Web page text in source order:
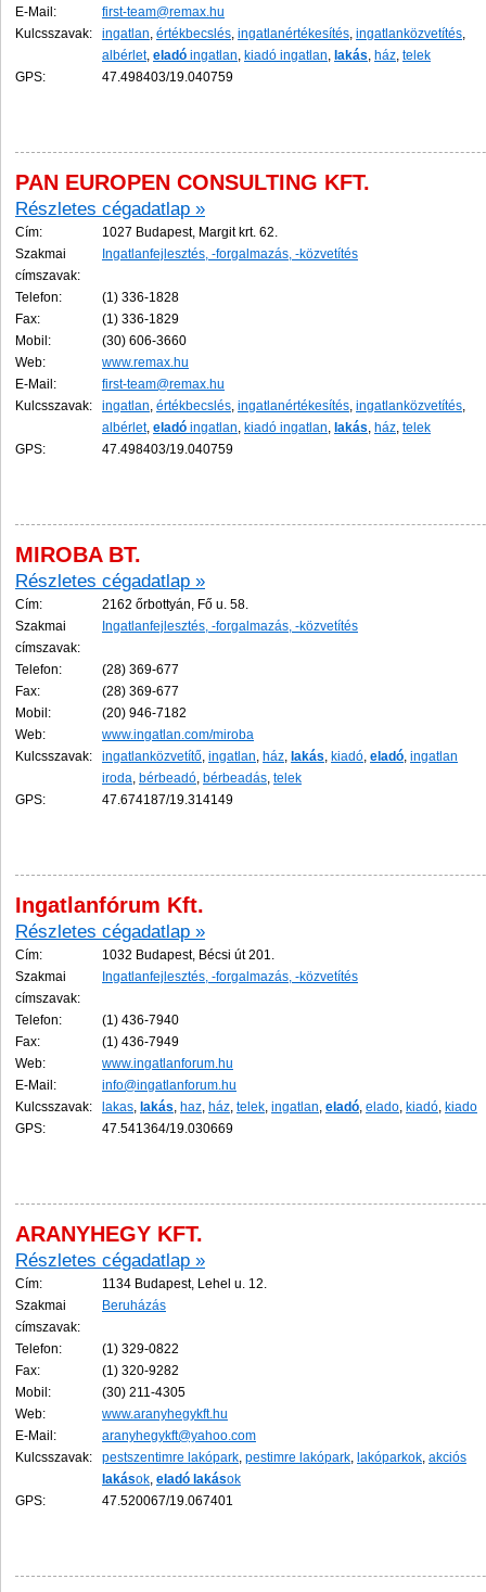
E-Mail:
first-team@remax.hu
Kulcsszavak:
ingatlan, értékbecslés, ingatlanértékesítés, ingatlanközvetítés,
albérlet, eladó ingatlan, kiadó ingatlan, lakás, ház, telek
GPS:
47.498403/19.040759
PAN EUROPEN CONSULTING KFT.
Részletes cégadatlap »
Cím:
1027 Budapest, Margit krt. 62.
Szakmai
címszavak:
Ingatlanfejlesztés, -forgalmazás, -közvetítés
Telefon:
(1) 336-1828
Fax:
(1) 336-1829
Mobil:
(30) 606-3660
Web:
www.remax.hu
E-Mail:
first-team@remax.hu
Kulcsszavak:
ingatlan, értékbecslés, ingatlanértékesítés, ingatlanközvetítés,
albérlet, eladó ingatlan, kiadó ingatlan, lakás, ház, telek
GPS:
47.498403/19.040759
MIROBA BT.
Részletes cégadatlap »
Cím:
2162 őrbottyán, Fő u. 58.
Szakmai
címszavak:
Ingatlanfejlesztés, -forgalmazás, -közvetítés
Telefon:
(28) 369-677
Fax:
(28) 369-677
Mobil:
(20) 946-7182
Web:
www.ingatlan.com/miroba
Kulcsszavak:
ingatlanközvetítő, ingatlan, ház, lakás, kiadó, eladó, ingatlan
iroda, bérbeadó, bérbeadás, telek
GPS:
47.674187/19.314149
Ingatlanfórum Kft.
Részletes cégadatlap »
Cím:
1032 Budapest, Bécsi út 201.
Szakmai
címszavak:
Ingatlanfejlesztés, -forgalmazás, -közvetítés
Telefon:
(1) 436-7940
Fax:
(1) 436-7949
Web:
www.ingatlanforum.hu
E-Mail:
info@ingatlanforum.hu
Kulcsszavak:
lakas, lakás, haz, ház, telek, ingatlan, eladó, elado, kiadó, kiado
GPS:
47.541364/19.030669
ARANYHEGY KFT.
Részletes cégadatlap »
Cím:
1134 Budapest, Lehel u. 12.
Szakmai
címszavak:
Beruházás
Telefon:
(1) 329-0822
Fax:
(1) 320-9282
Mobil:
(30) 211-4305
Web:
www.aranyhegykft.hu
E-Mail:
aranyhegykft@yahoo.com
Kulcsszavak:
pestszentimre lakópark, pestimre lakópark, lakóparkok, akciós
lakások, eladó lakások
GPS:
47.520067/19.067401